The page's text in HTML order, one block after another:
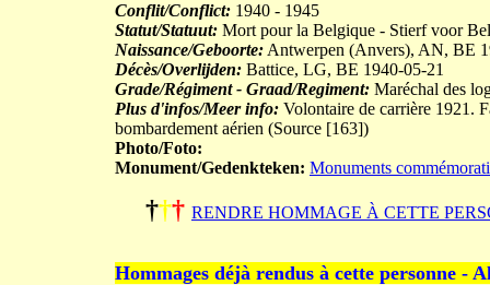
Conflit/Conflict: 1940 - 1945
Statut/Statuut: Mort pour la Belgique - Stierf voor
Naissance/Geboorte: Antwerpen (Anvers), AN, BE
Décès/Overlijden: Battice, LG, BE 1940-05-21
Grade/Régiment - Graad/Regiment: Maréchal des
Plus d'infos/Meer info: Volontaire de carrière 1921.
bombardement aérien (Source [163])
Photo/Foto:
Monument/Gedenkteken: Monuments
††† RENDRE HOMMAGE À CETTE
Hommages déjà rendus à cette personne -